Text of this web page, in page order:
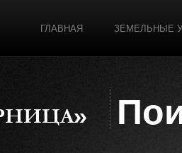
ГЛАВНАЯ ЗЕМЕЛЬНЫЕ